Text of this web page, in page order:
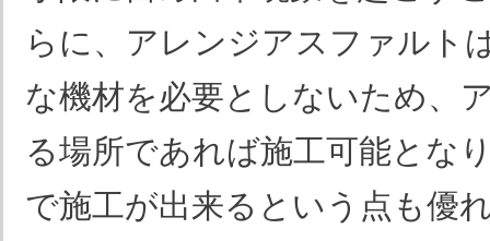
らに、アレンジアスファルト
な機材を必要としないため、
る場所であれば施工可能とな
で施工が出来るという点も優